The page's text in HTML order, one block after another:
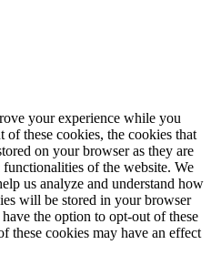
your experience while you
these cookies, the cookies that
on your browser as they are
of the website. We
us analyze and understand how
will be stored in your browser
the option to opt-out of these
these cookies may have an effect